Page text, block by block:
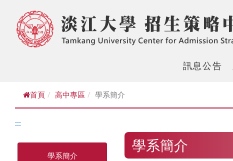
訊息公告
首頁 高中專區 學系簡介
:::
學系簡介
學系簡介